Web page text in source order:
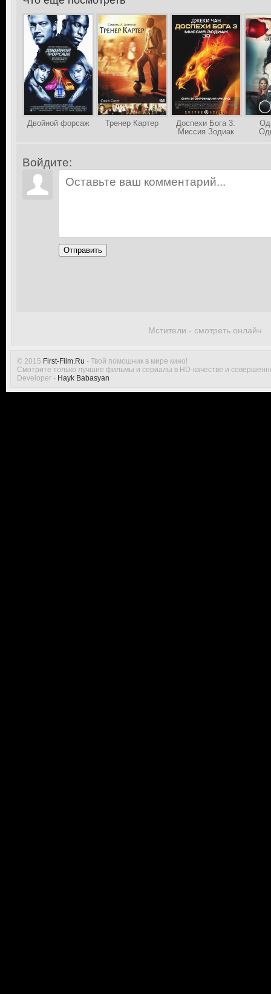
Мстители - смотреть онлайн
Двойной форсаж Тренер Картер
Доспехи Бога 3:
Миссия Зодиак
Войдите:
Отправить
© 2015 First-Film.Ru - Твой помошник в мире кино!
Смотрите только лучшие фильмы и сериалы в HD-качестве и
Developer - Hayk Babasyan